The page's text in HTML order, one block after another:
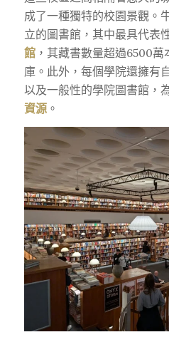
成了一種獨特的校園景觀。
立的圖書館，其中最具代表
館，其藏書數量超過6500萬
庫。此外，每個學院還擁有
以及一般性的學院圖書館，
資源。